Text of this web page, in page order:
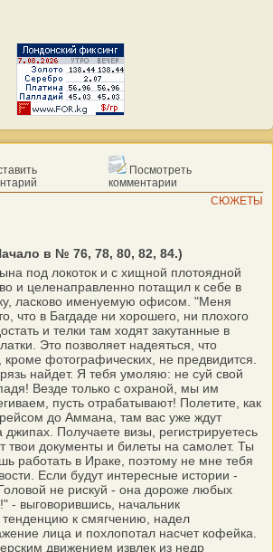
Посмотреть
комментарии
СЮЖЕТЫ
в № 76, 78, 80, 82, 84.)
под локоток и с хищной плотоядной
и целенаправленно потащил к себе в
ласково именуемую офисом. "Меня
что в Багдаде ни хорошего, ни плохого
и телки там ходят закутанные в
Это позволяет надеяться, что
фотографических, не предвидится.
найдет. Я тебя умоляю: не суй свой
Везде только с охраной, мы им
пусть отрабатывают! Полетите, как
до Аммана, там вас уже ждут
Получаете визы, регистрируетесь
твои документы и билеты на самолет. Ты
работать в Ираке, поэтому не мне тебя
Если будут интересные истории -
не рискуй - она дороже любых
- выговорившись, начальник
к смягчению, надел
лица и похлопотал насчет кофейка.
движением извлек из недр